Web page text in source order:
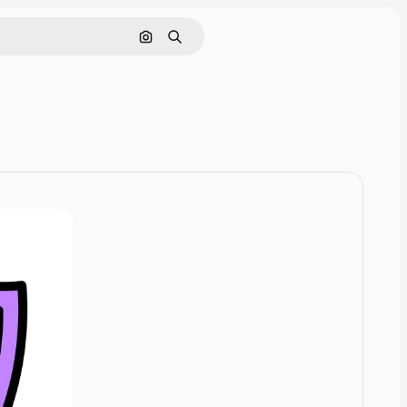
Nach Bild suchen
Suchen